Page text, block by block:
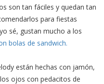
son tan fáciles y quedan tan
para fiestas
sé, gustan mucho a los
bolas de sandwich.
están hechas con jamón,
ojos con pedacitos de